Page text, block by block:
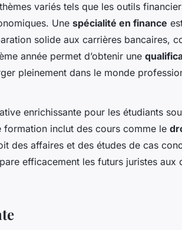
variés tels que les outils
Une spécialité en finance
solide aux carrières bancaires,
année permet d’obtenir une
pleinement dans le monde
enrichissante pour les étudiants
inclut des cours comme le
des affaires et des études de cas
efficacement les futurs juristes aux